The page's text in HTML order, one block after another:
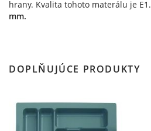
hrany. Kvalita tohoto materálu je E1.
mm.
DOPLŇUJÚCE PRODUKTY